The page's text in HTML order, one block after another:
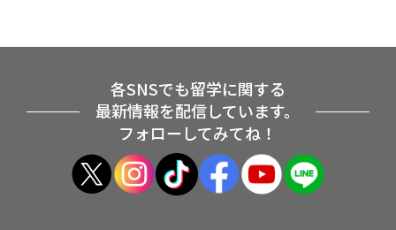
各SNSでも留学に関する
最新情報を配信しています。
フォローしてみてね！